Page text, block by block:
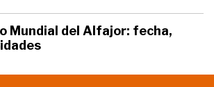
Mundial del Alfajor: fecha,